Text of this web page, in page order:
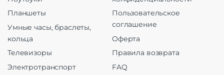
Планшеты
Умные часы, браслеты,
кольца
Телевизоры
Электротранспорт
Пользовательское
соглашение
Оферта
Правила возврата
FAQ